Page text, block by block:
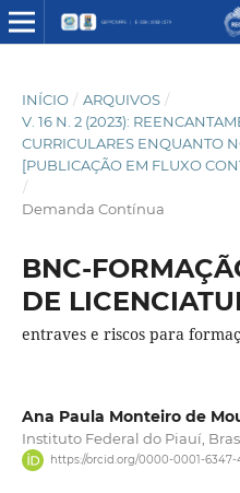
INÍCIO / ARQUIVOS /
V. 16 N. 2 (2023):
CURRICULARES ENQUANTO
[PUBLICAÇÃO EM FLUXO
/
Demanda Contínua
BNC-
DE
entraves e riscos para
Ana Paula Monteiro de
Instituto Federal do Piauí,
https://orcid.org/0000-0001-6347-